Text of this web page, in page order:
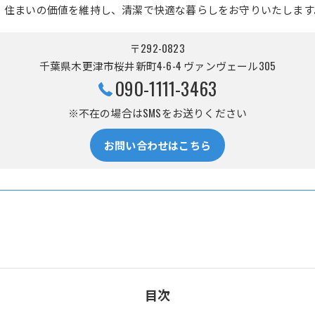
住まいの価値を維持し、清潔で快適な暮らしをお守りいたしま
〒292-0823
千葉県木更津市桜井新町4-6-4 ヴァンヴェール305
090-1111-3463
※不在の場合はSMSをお送りください
お問い合わせはこちら
目次